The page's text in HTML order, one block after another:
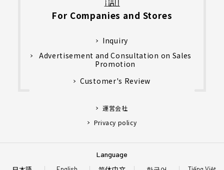
For Companies and Stores
Inquiry
Advertisement and Consultation on Sales
Promotion
Customer's Review
運営会社
Privacy policy
Language